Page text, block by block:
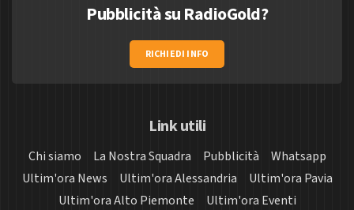
Pubblicità su RadioGold?
RICHIEDI INFO
Link utili
Chi siamo La Nostra Squadra Pubblicità
Whatsapp
Ultim'ora News
Ultim'ora Alessandria
Ultim'ora Pavia
Ultim'ora Alto Piemonte
Ultim'ora Eventi